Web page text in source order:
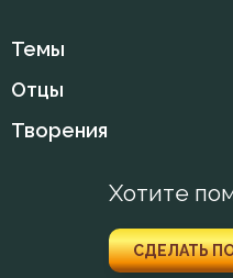
Воспитание
Симеон Новый
Тихон Задонский
Темы
Отцы
Творения
Хотите
СДЕЛАТЬ